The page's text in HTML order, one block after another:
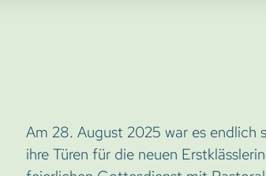
Am 28. August 2025 war es endlich
ihre Türen für die neuen